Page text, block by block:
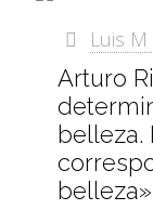
Luis
Arturo
belleza.
belleza»